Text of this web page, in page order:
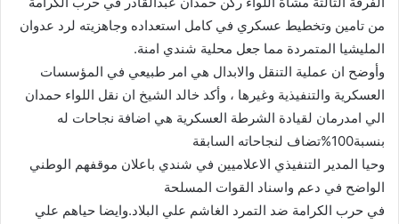
من تامين وتخطيط عسكري في كامل استعداده وجاهزيته لرد عدوان
المليشيا المتمردة مما جعل محلية شندي امنة.
وأوضح ان عملية التنقل والابدال هي امر طبيعي في المؤسسات
العسكرية والتنفيذية وغيرها ، وأكد خالد الشيخ ان نقل اللواء حمدان
الي امدرمان لقيادة الشرطة العسكرية هي اضافة نجاحات له
بنسبة100%تضاف لنجاحاته السابقة
وحيا المدير التنفيذي الاعلاميين في شندي باعلان موقفهم الوطني
الواضح في دعم واسناد القوات المسلحة
في حرب الكرامة ضد التمرد الغاشم علي البلاد.وايضا حياهم علي